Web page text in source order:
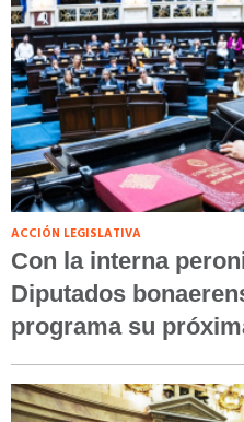
ACCIÓN LEGISLATIVA
Con la interna
Diputados
programa su